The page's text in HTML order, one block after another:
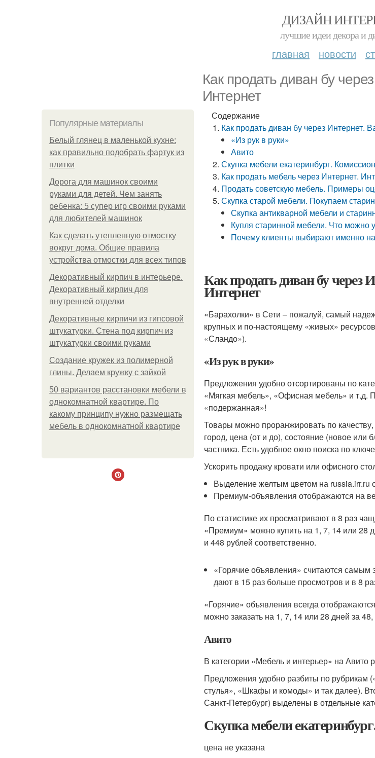
ДИЗАЙН
лучшие идеи декора и
главная новости
Как продать диван бу
Интернет
Популярные материалы
Белый глянец в маленькой кухне:
как правильно подобрать фартук из
плитки
Дорога для машинок своими
руками для детей. Чем занять
ребенка: 5 супер игр своими руками
для любителей машинок
Как сделать утепленную отмостку
вокруг дома. Общие правила
устройства отмостки для всех типов
Декоративный кирпич в интерьере.
Декоративный кирпич для
внутренней отделки
Декоративные кирпичи из гипсовой
штукатурки. Стена под кирпич из
штукатурки своими руками
Создание кружек из полимерной
глины. Делаем кружку с зайкой
50 вариантов расстановки мебели в
однокомнатной квартире. По
какому принципу нужно размещать
мебель в однокомнатной квартире
Содержание
Как продать диван бу через Интернет.
«Из рук в руки»
Авито
Скупка мебели екатеринбург.
Как продать мебель через Интернет.
Продать советскую мебель. Примеры
Скупка старой мебели. Покупаем
Скупка антикварной мебели и
Купля старинной мебели. Что можно
Почему клиенты выбирают именно
Как продать диван бу через
Интернет
«Барахолки» в Сети – пожалуй, самый
крупных и по-настоящему «живых»
«Сландо»).
«Из рук в руки»
Предложения удобно отсортированы по
«Мягкая мебель», «Офисная мебель» и т.д.
«подержанная»!
Товары можно проранжировать по
город, цена (от и до), состояние (новое или
частника. Есть удобное окно поиска по
Ускорить продажу кровати или офисного
Выделение желтым цветом на russia.irr.ru
Премиум-объявления отображаются на
По статистике их просматривают в 8 раз
«Премиум» можно купить на 1, 7, 14 или 28
и 448 рублей соответственно.
«Горячие объявления» считаются
дают в 15 раз больше просмотров и в 8
«Горячие» объявления всегда
можно заказать на 1, 7, 14 или 28 дней за
Авито
В категории «Мебель и интерьер» на
Предложения удобно разбиты по рубрикам
стулья», «Шкафы и комоды» и так далее).
Санкт-Петербург) выделены в отдельные
Скупка мебели
цена не указана